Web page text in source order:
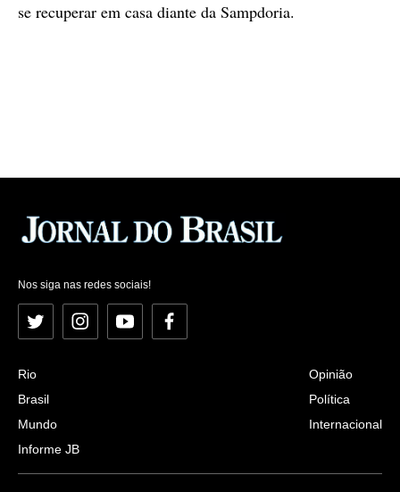
se recuperar em casa diante da Sampdoria.
Nos siga nas redes sociais!
Twitter InstagramYouTubeFacebook
Rio
Brasil
Mundo
Informe JB
Opinião
Política
Internacional